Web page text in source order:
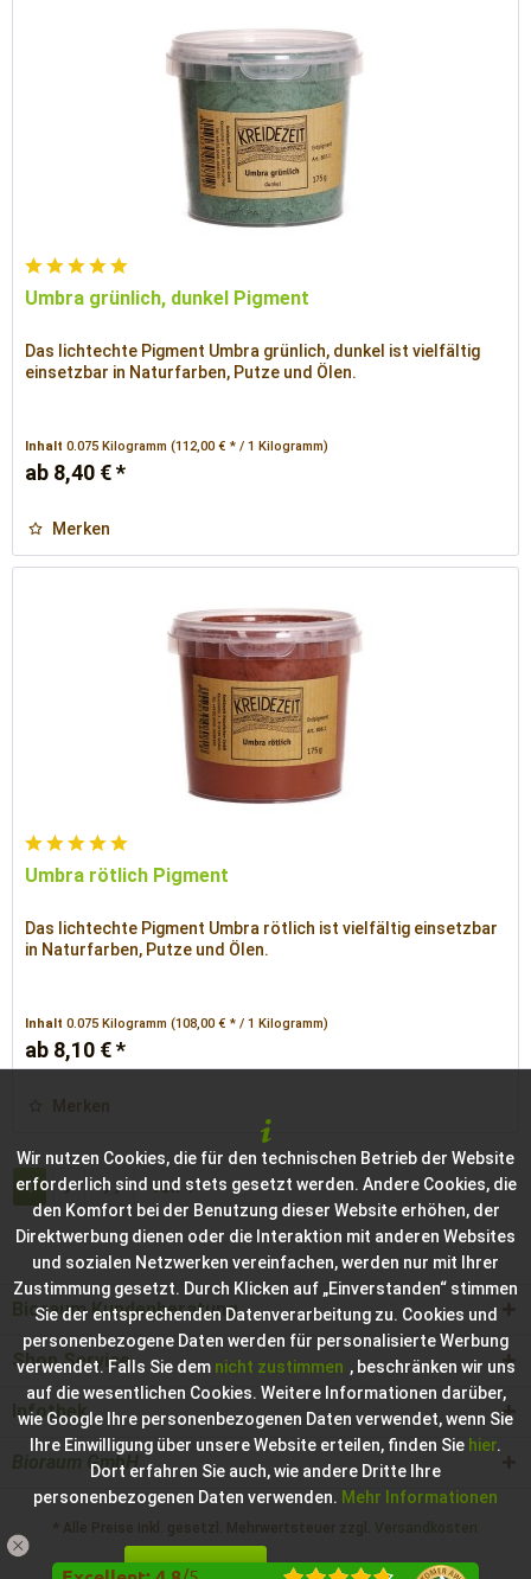
Umbra grünlich, dunkel Pigment
Das lichtechte Pigment Umbra grünlich, dunkel ist vielfältig
einsetzbar in Naturfarben, Putze und Ölen.
Inhalt0.075 Kilogramm(112,00 € * / 1 Kilogramm)
ab 8,40 € *
Merken
Umbra rötlich Pigment
Das lichtechte Pigment Umbra rötlich ist vielfältig einsetzbar
in Naturfarben, Putze und Ölen.
Inhalt0.075 Kilogramm(108,00 € * / 1 Kilogramm)
ab 8,10 € *
Merken
1 von 4
Bioraum Kundenberatung
Shop Service
Infothek
Bioraum GmbH
* Alle Preise inkl. gesetzl. Mehrwertsteuer zzgl. Versandkosten
Hilfe / Support Kontakt zur Bioraum GmbH
Wir nutzen Cookies, die für den technischen Betrieb der Website
erforderlich sind und stets gesetzt werden. Andere Cookies, die
den Komfort bei der Benutzung dieser Website erhöhen, der
Direktwerbung dienen oder die Interaktion mit anderen Websites
und sozialen Netzwerken vereinfachen, werden nur mit Ihrer
Zustimmung gesetzt. Durch Klicken auf „Einverstanden“ stimmen
Sie der entsprechenden Datenverarbeitung zu. Cookies und
personenbezogene Daten werden für personalisierte Werbung
verwendet. Falls Sie dem nicht zustimmen , beschränken wir uns
auf die wesentlichen Cookies. Weitere Informationen darüber,
wie Google Ihre personenbezogenen Daten verwendet, wenn Sie
Ihre Einwilligung über unsere Website erteilen, finden Sie hier.
Dort erfahren Sie auch, wie andere Dritte Ihre
personenbezogenen Daten verwenden. Mehr Informationen
Einverstanden Konfigurieren